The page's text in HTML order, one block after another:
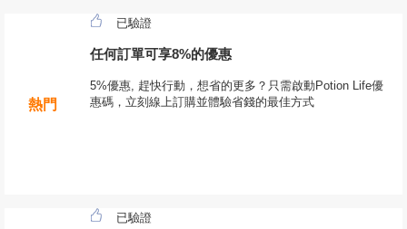
熱門
已驗證
任何訂單可享8%的優惠
5%優惠, 趕快行動，想省的更多？只需啟動Potion Life優
惠碼，立刻線上訂購並體驗省錢的最佳方式
已驗證